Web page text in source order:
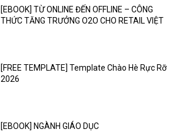
[EBOOK] TỪ ONLINE ĐẾN OFFLINE – CÔNG
THỨC TĂNG TRƯỞNG O2O CHO RETAIL VIỆT
[FREE TEMPLATE] Template Chào Hè Rực Rỡ
2026
[EBOOK] NGÀNH GIÁO DỤC